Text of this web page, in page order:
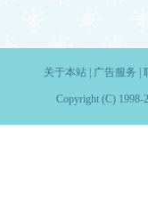
关于本站| 广告服务
Copyright (C) 1998-